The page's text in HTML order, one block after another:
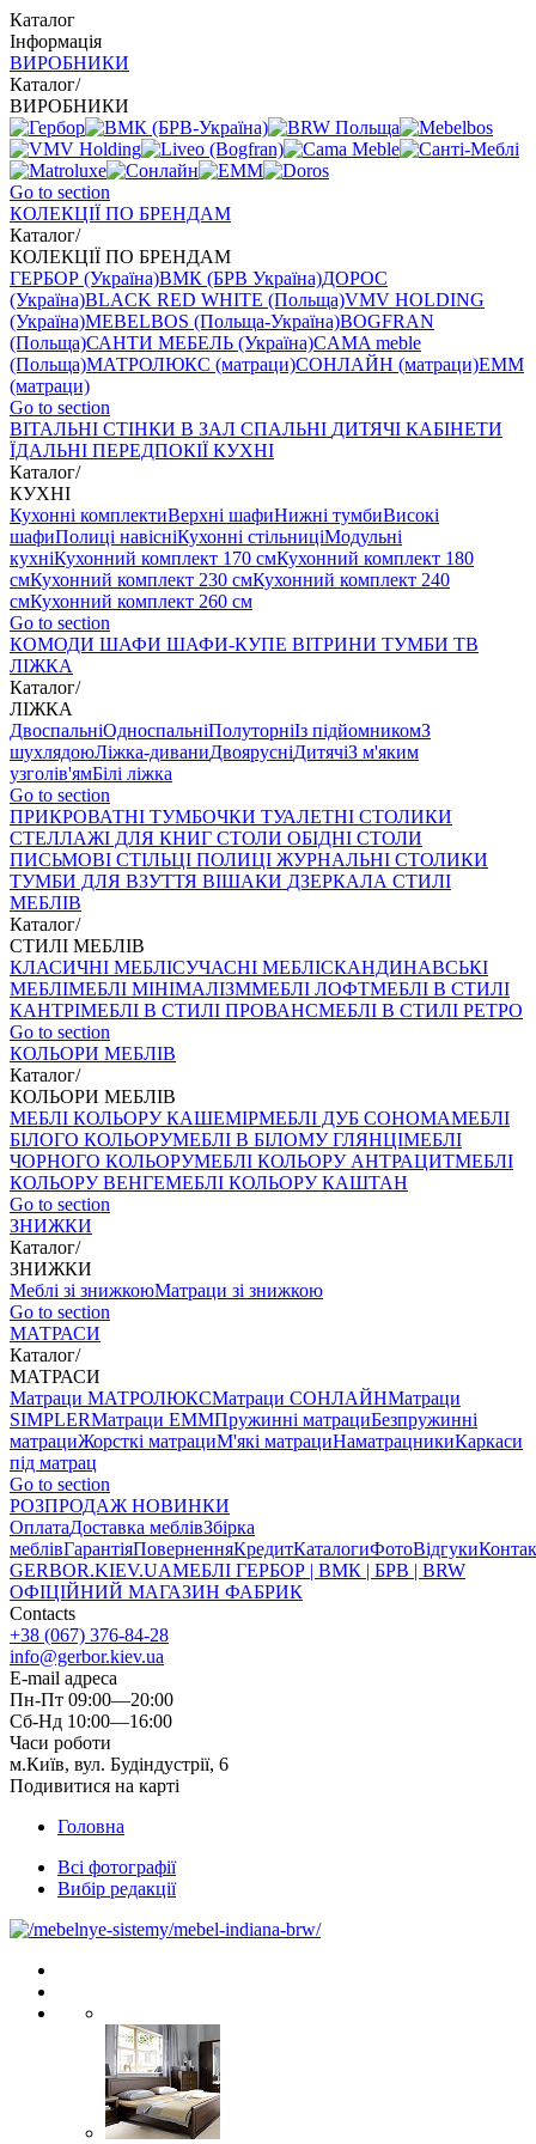
Каталог
Інформація
ВИРОБНИКИ
Каталог/
ВИРОБНИКИ
Go to section
КОЛЕКЦІЇ ПО БРЕНДАМ
Каталог/
КОЛЕКЦІЇ ПО БРЕНДАМ
ГЕРБОР (Україна)ВМК (БРВ Україна)ДОРОС
(Україна)BLACK RED WHITE (Польща)VMV HOLDING
(Україна)MEBELBOS (Польща-Україна)BOGFRAN
(Польща)САНТИ МЕБЕЛЬ (Україна)CAMA meble
(Польща)МАТРОЛЮКС (матраци)СОНЛАЙН (матраци)EMM
(матраци)
Go to section
ВIТАЛЬНI СТІНКИ В ЗАЛ СПАЛЬНІ ДИТЯЧІ КАБІНЕТИ
ЇДАЛЬНI ПЕРЕДПОКІЇ КУХНІ
Каталог/
КУХНІ
Кухонні комплектиВерхні шафиНижні тумбиВисокі
шафиПолиці навісніКухонні стільниціМодульні
кухніКухонний комплект 170 смКухонний комплект 180
смКухонний комплект 230 смКухонний комплект 240
смКухонний комплект 260 см
Go to section
КОМОДИ ШАФИ ШАФИ-КУПЕ ВІТРИНИ ТУМБИ ТВ
ЛІЖКА
Каталог/
ЛІЖКА
ДвоспальніОдноспальніПолуторніІз підйомникомЗ
шухлядоюЛіжка-диваниДвоярусніДитячіЗ м'яким
узголів'ямБілі ліжка
Go to section
ПРИКРОВАТНІ ТУМБОЧКИ ТУАЛЕТНІ СТОЛИКИ
СТЕЛЛАЖІ ДЛЯ КНИГ СТОЛИ ОБІДНІ СТОЛИ
ПИСЬМОВІ СТІЛЬЦI ПОЛИЦІ ЖУРНАЛЬНІ СТОЛИКИ
ТУМБИ ДЛЯ ВЗУТТЯ ВІШАКИ ДЗЕРКАЛА СТИЛІ
МЕБЛІВ
Каталог/
СТИЛІ МЕБЛІВ
КЛАСИЧНІ МЕБЛІСУЧАСНІ МЕБЛІСКАНДИНАВСЬКІ
МЕБЛІМЕБЛІ МІНІМАЛІЗММЕБЛІ ЛОФТМЕБЛІ В СТИЛІ
КАНТРІМЕБЛІ В СТИЛІ ПРОВАНСМЕБЛІ В СТИЛІ РЕТРО
Go to section
КОЛЬОРИ МЕБЛІВ
Каталог/
КОЛЬОРИ МЕБЛІВ
МЕБЛІ КОЛЬОРУ КАШЕМІРМЕБЛІ ДУБ СОНОМАМЕБЛІ
БІЛОГО КОЛЬОРУМЕБЛІ В БІЛОМУ ГЛЯНЦІМЕБЛІ
ЧОРНОГО КОЛЬОРУМЕБЛІ КОЛЬОРУ АНТРАЦИТМЕБЛІ
КОЛЬОРУ ВЕНГЕМЕБЛІ КОЛЬОРУ КАШТАН
Go to section
ЗНИЖКИ
Каталог/
ЗНИЖКИ
Меблі зі знижкоюМатраци зі знижкою
Go to section
МАТРАСИ
Каталог/
МАТРАСИ
Матраци МАТРОЛЮКСМатраци СОНЛАЙНМатраци
SIMPLERМатраци ЕММПружинні матрациБезпружинні
матрациЖорсткі матрациМ'які матрациНаматрацникиКаркаси
під матрац
Go to section
РОЗПРОДАЖ НОВИНКИ
ОплатаДоставка меблівЗбірка
меблівГарантіяПоверненняКредитКаталогиФотоВідгуки
GERBOR.KIEV.UAМЕБЛI ГЕРБОР | ВМК | БРВ | BRW
ОФІЦІЙНИЙ МАГАЗИН ФАБРИК
Contacts
+38 (067) 376-84-28
info@gerbor.kiev.ua
E-mail адреса
Пн-Пт 09:00—20:00
Сб-Нд 10:00—16:00
Часи роботи
м.Київ, вул. Будіндустрії, 6
Подивитися на карті
Головна
Всі фотографії
Вибір редакції